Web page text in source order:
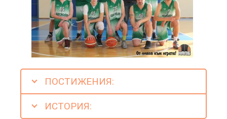
ПОСТИЖЕНИЯ:
ИСТОРИЯ: